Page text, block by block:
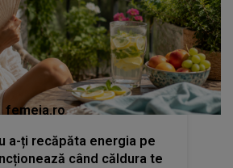
femeia.ro
a-ți recăpăta energia pe
când căldura te